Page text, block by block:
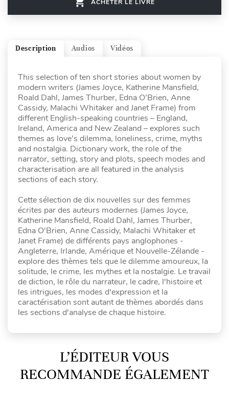
ACHETER LE LIVRE
Vidéos
Audios
Description
This selection of ten short stories about women by
modern writers (James Joyce, Katherine Mansfield,
Roald Dahl, James Thurber, Edna O’Brien, Anne
Cassidy, Malachi Whitaker and Janet Frame) from
different English-speaking countries – England,
Ireland, America and New Zealand – explores such
themes as love’s dilemma, loneliness, crime, myths
and nostalgia. Dictionary work, the role of the
narrator, setting, story and plots, speech modes and
characterisation are all featured in the analysis
sections of each story.
Cette sélection de dix nouvelles sur des femmes
écrites par des auteurs modernes (James Joyce,
Katherine Mansfield, Roald Dahl, James Thurber,
Edna O'Brien, Anne Cassidy, Malachi Whitaker et
Janet Frame) de différents pays anglophones -
Angleterre, Irlande, Amérique et Nouvelle-Zélande -
explore des thèmes tels que le dilemme amoureux, la
solitude, le crime, les mythes et la nostalgie. Le travail
de diction, le rôle du narrateur, le cadre, l'histoire et
les intrigues, les modes d'expression et la
caractérisation sont autant de thèmes abordés dans
les sections d'analyse de chaque histoire.
L’ÉDITEUR VOUS
RECOMMANDE ÉGALEMENT